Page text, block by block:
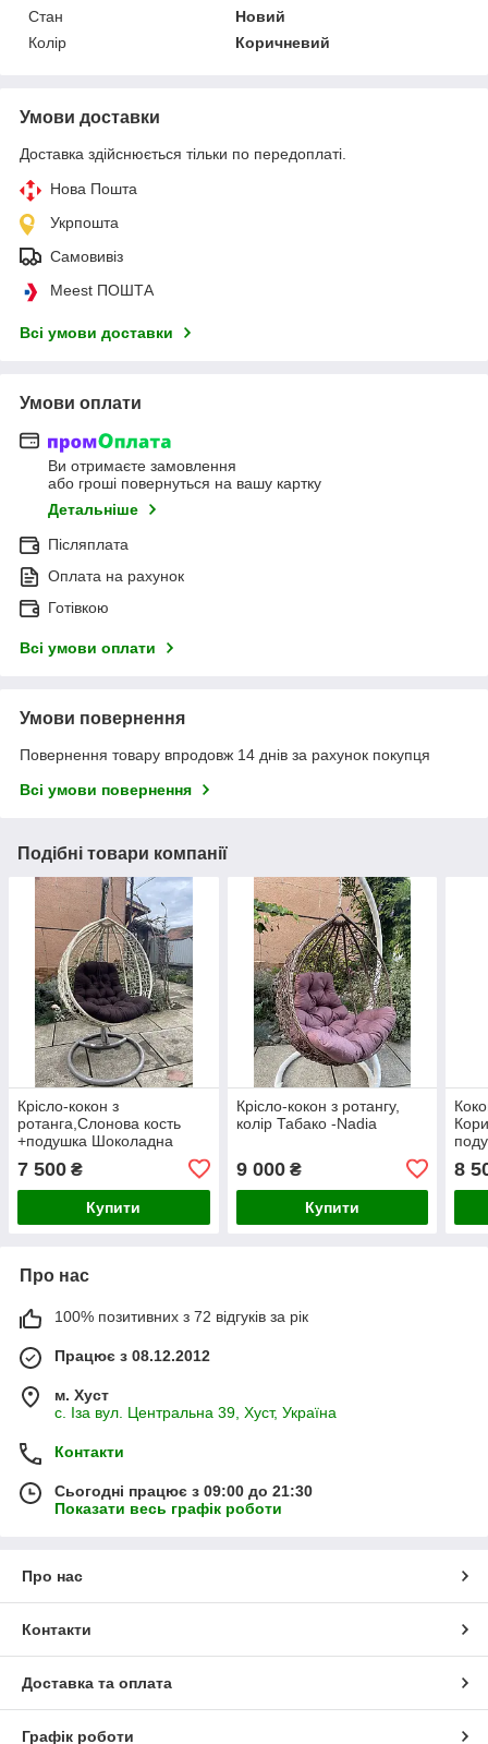
Стан
Новий
Колір
Коричневий
Умови доставки
Доставка здійснюється тільки по передоплаті.
Нова Пошта
Укрпошта
Самовивіз
Meest ПОШТА
Всі умови доставки
Умови оплати
Ви отримаєте замовлення
або гроші повернуться на вашу картку
Детальніше
Післяплата
Оплата на рахунок
Готівкою
Всі умови оплати
Умови повернення
Повернення товару впродовж 14 днів за рахунок покупця
Всі умови повернення
Подібні товари компанії
Крісло-кокон з
ротанга,Слонова кость
+подушка Шоколадна
7 500 ₴
Купити
Крісло-кокон з ротангу,
колір Табако -Nadia
9 000₴
Купити
8
Про нас
100% позитивних з 72 відгуків за рік
Працює з 08.12.2012
м. Хуст
с. Іза вул. Центральна 39, Хуст, Україна
Контакти
Сьогодні працює з 09:00 до 21:30
Показати весь графік роботи
Про нас
Контакти
Доставка та оплата
Графік роботи